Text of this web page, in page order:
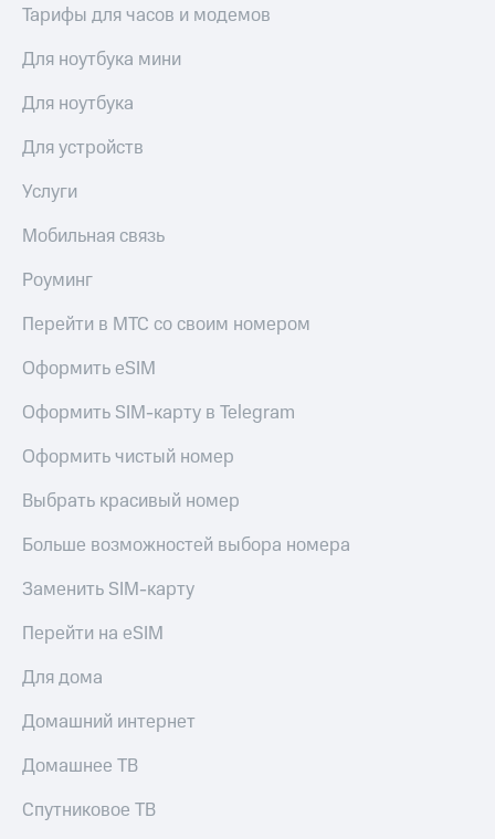
Тарифы для часов и модемов
Для ноутбука мини
Для ноутбука
Для устройств
Услуги
Мобильная связь
Роуминг
Перейти в МТС со своим номером
Оформить eSIM
Оформить SIM-карту в Telegram
Оформить чистый номер
Выбрать красивый номер
Больше возможностей выбора номера
Заменить SIM-карту
Перейти на eSIM
Для дома
Домашний интернет
Домашнее ТВ
Спутниковое ТВ